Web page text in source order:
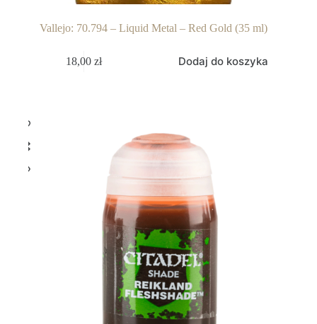
Vallejo: 70.794 – Liquid Metal – Red Gold (35 ml)
18,00zł Dodaj do koszyka